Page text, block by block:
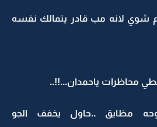
شوي لانه مب قادر يتمالك نفسه
محاظرات ياحمدان...!!..
مظايق ..حاول يخفف الجو